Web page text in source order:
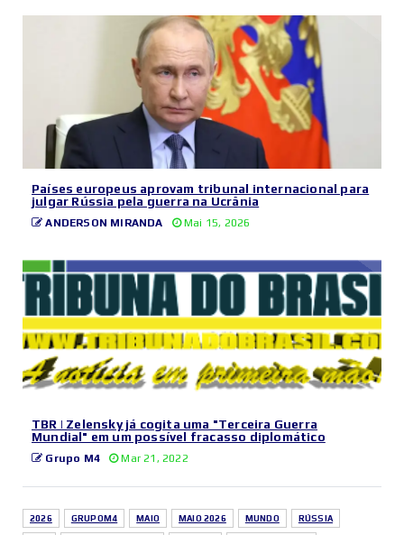
Países europeus aprovam tribunal internacional para
julgar Rússia pela guerra na Ucrânia
ANDERSON MIRANDA Mai 15, 2026
TBR | Zelensky já cogita uma "Terceira Guerra
Mundial" em um possível fracasso diplomático
Grupo M4 Mar 21, 2022
2026 GRUPOM4 MAIO MAIO 2026 MUNDO RÚSSIA